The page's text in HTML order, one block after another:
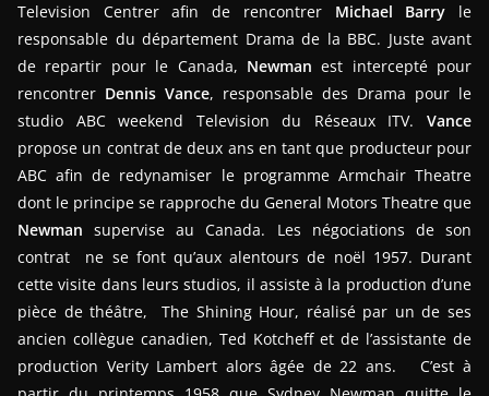
Television Centrer afin de rencontrer Michael Barry le
responsable du département Drama de la BBC. Juste avant
de repartir pour le Canada, Newman est intercepté pour
rencontrer Dennis Vance, responsable des Drama pour le
studio ABC weekend Television du Réseaux ITV. Vance
propose un contrat de deux ans en tant que producteur pour
ABC afin de redynamiser le programme Armchair Theatre
dont le principe se rapproche du General Motors Theatre que
Newman supervise au Canada. Les négociations de son
contrat ne se font qu’aux alentours de noël 1957. Durant
cette visite dans leurs studios, il assiste à la production d’une
pièce de théâtre, The Shining Hour, réalisé par un de ses
ancien collègue canadien, Ted Kotcheff et de l’assistante de
production Verity Lambert alors âgée de 22 ans. C’est à